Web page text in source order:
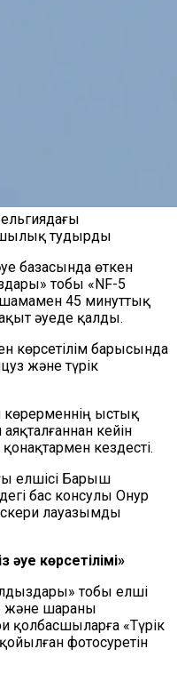
тудырды
базасында өткен
тобы «NF-5
45 минуттық
әуеде қалды.
көрсетілім барысында
және түрік
ыстық
кейін
кездесті.
елшісі Барыш
бас консулы Онур
лауазымды
әуе көрсетілімі»
тобы елші
және шараны
қолбасшыларға «Түрік
фотосуретін